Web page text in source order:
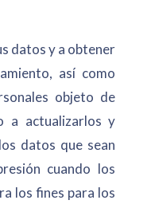
datos y a obtener
así como
objeto de
a actualizarlos y
datos que sean
cuando los
los fines para los